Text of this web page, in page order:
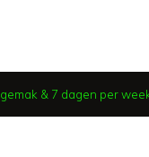
& 7 dagen per